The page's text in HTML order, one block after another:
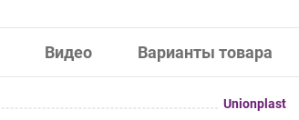
Видео Варианты товара
Unionplast